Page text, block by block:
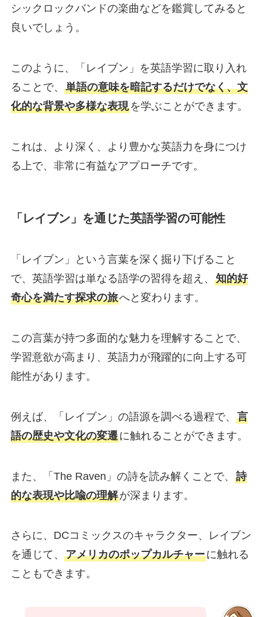
シックロックバンドの楽曲などを鑑賞してみると
良いでしょう。
このように、「レイブン」を英語学習に取り入れ
ることで、 単語の意味を暗記するだけでなく、文
化的な背景や多様な表現を学ぶことができます。
これは、より深く、より豊かな英語力を身につけ
る上で、非常に有益なアプローチです。
「レイブン」を通じた英語学習の可能性
「レイブン」という言葉を深く掘り下げること
で、英語学習は単なる語学の習得を超え、 知的好
奇心を満たす探求の旅へと変わります。
この言葉が持つ多面的な魅力を理解することで、
学習意欲が高まり、英語力が飛躍的に向上する可
能性があります。
例えば、「レイブン」の語源を調べる過程で、 言
語の歴史や文化の変遷に触れることができます。
また、「The Raven」の詩を読み解くことで、 詩
的な表現や比喩の理解が深まります。
さらに、DCコミックスのキャラクター、レイブン
を通じて、 アメリカのポップカルチャーに触れる
こともできます。